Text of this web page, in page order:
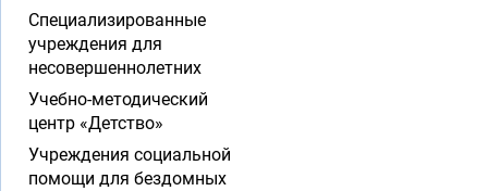
Специализированные
учреждения для
несовершеннолетних
Учебно-методический
центр «Детство»
Учреждения социальной
помощи для бездомных